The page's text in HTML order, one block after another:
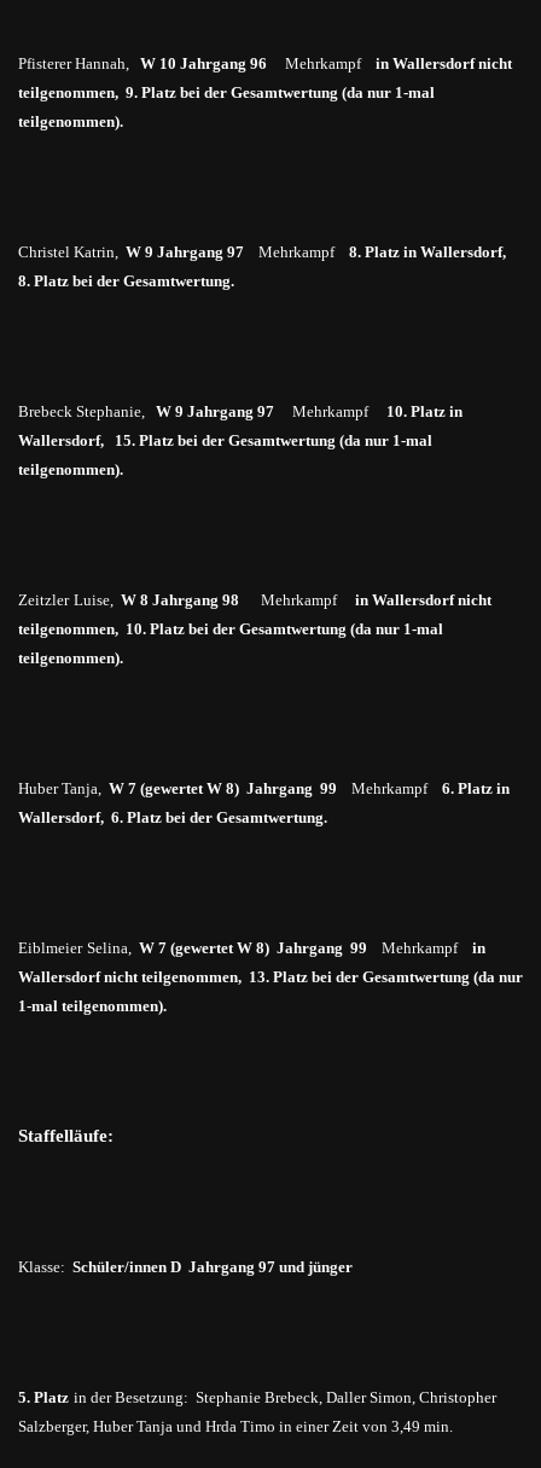
Pfisterer Hannah, W 10 Jahrgang 96 Mehrkampf in Wallersdorf nicht
teilgenommen, 9. Platz bei der Gesamtwertung (da nur 1-mal
teilgenommen).
Christel Katrin, W 9 Jahrgang 97 Mehrkampf8. Platz in Wallersdorf,
8. Platz bei der Gesamtwertung.
Brebeck Stephanie, W 9 Jahrgang 97 Mehrkampf 10. Platz in
Wallersdorf, 15. Platz bei der Gesamtwertung (da nur 1-mal
teilgenommen).
Zeitzler Luise, W 8 Jahrgang 98 Mehrkampf in Wallersdorf nicht
teilgenommen, 10. Platz bei der Gesamtwertung (da nur 1-mal
teilgenommen).
Huber Tanja, W 7 (gewertet W 8) Jahrgang 99 Mehrkampf 6. Platz in
Wallersdorf, 6. Platz bei der Gesamtwertung.
Eiblmeier Selina, W 7 (gewertet W 8) Jahrgang 99 Mehrkampf in
Wallersdorf nicht teilgenommen, 13. Platz bei der Gesamtwertung (da nur
1-mal teilgenommen).
Staffelläufe:
Klasse: Schüler/innen D Jahrgang 97 und jünger
5. Platz in der Besetzung: Stephanie Brebeck, DallerSimon, Christopher
Salzberger, Huber Tanja und Hrda Timo in einer Zeit von 3,49 min.